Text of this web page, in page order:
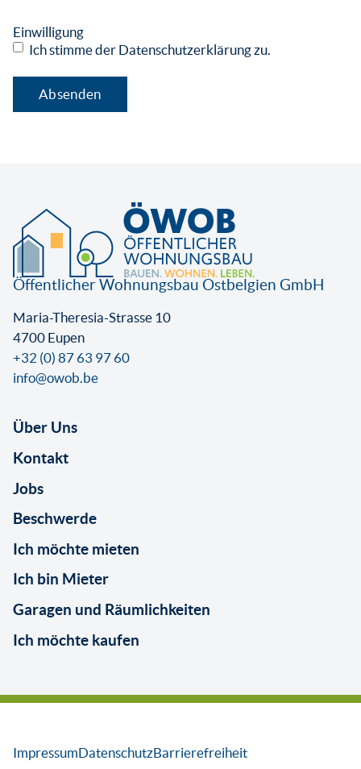
Einwilligung
Ich stimme der Datenschutzerklärung zu.
Öffentlicher Wohnungsbau Ostbelgien GmbH
Maria-Theresia-Strasse 10
4700 Eupen
+32 (0) 87 63 97 60
info@owob.be
Über Uns
Kontakt
Jobs
Beschwerde
Ich möchte mieten
Ich bin Mieter
Garagen und Räumlichkeiten
Ich möchte kaufen
ImpressumDatenschutzBarrierefreiheit